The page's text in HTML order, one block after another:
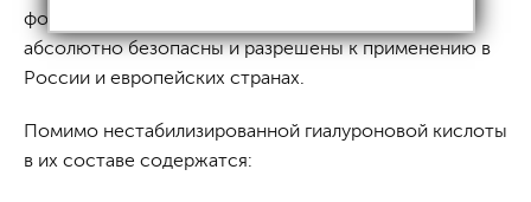
фото- и хроностарения. Данные мезококтейли
абсолютно безопасны и разрешены к применению в
России и европейских странах.
Помимо нестабилизированной гиалуроновой кислоты
в их составе содержатся: